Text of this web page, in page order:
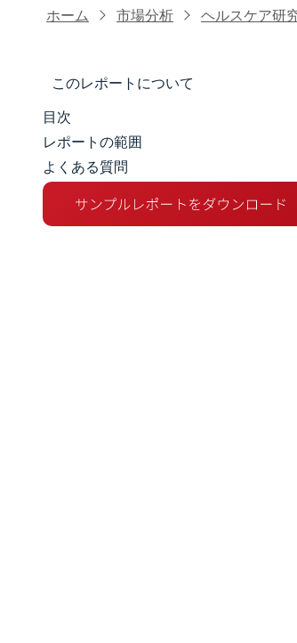
ホーム 市場分析 ヘルスケア研
このレポートについて
市場規模とシェア
市場分析
トレンドとインサイト
目次
レポートの範囲
よくある質問